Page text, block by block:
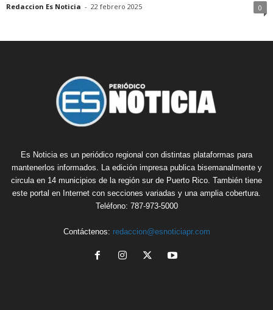
Redaccion Es Noticia - 22 febrero 2025 0
Es Noticia es un periódico regional con distintas plataformas para
mantenerlos informados. La edición impresa publica bisemanalmente y
circula en 14 municipios de la región sur de Puerto Rico. También tiene
este portal en Internet con secciones variadas y una amplia cobertura.
Teléfono: 787-973-5000
Contáctenos: redaccion@esnoticiapr.com